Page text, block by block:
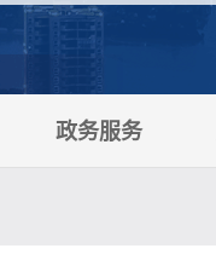
政务服务